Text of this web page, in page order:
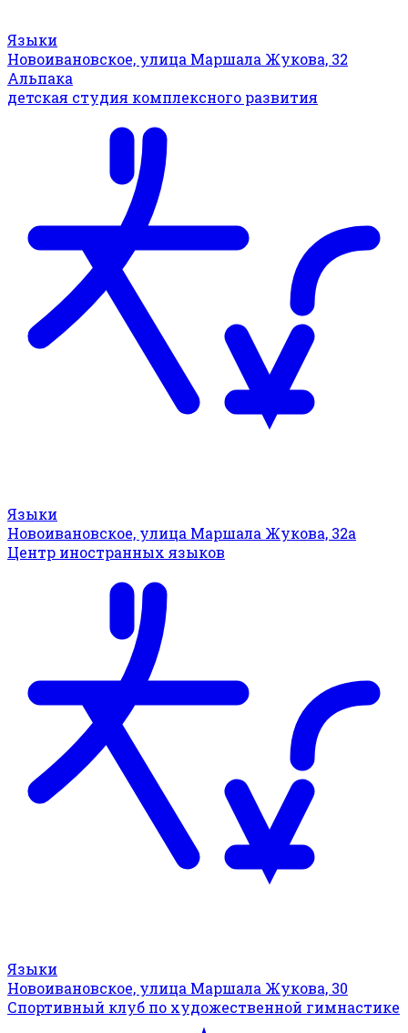
Языки
Новоивановское, улица Маршала Жукова, 32
Альпака
детская студия комплексного развития
Языки
Новоивановское, улица Маршала Жукова, 32а
Центр иностранных языков
Языки
Новоивановское, улица Маршала Жукова, 30
Спортивный клуб по художественной гимнастике